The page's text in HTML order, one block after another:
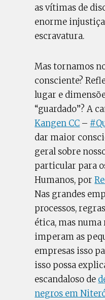
as vítimas de
enorme injustiça
escravatura.
Mas tornamos
consciente?
lugar e
“guardado”? A
Kangen CC –
dar maior
geral sobre
particular para
Humanos, por
Nas grandes
processos,
ética, mas numa
imperam as
empresas isso
isso possa
escandaloso de
negros em